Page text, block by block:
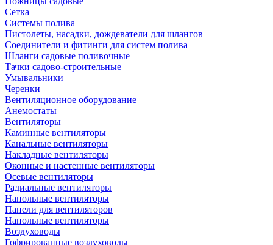
Сетка
Системы полива
Пистолеты, насадки, дождеватели для шлангов
Соединители и фитинги для систем полива
Шланги садовые поливочные
Тачки садово-строительные
Умывальники
Черенки
Вентиляционное оборудование
Анемостаты
Вентиляторы
Каминные вентиляторы
Канальные вентиляторы
Накладные вентиляторы
Оконные и настенные вентиляторы
Осевые вентиляторы
Радиальные вентиляторы
Напольные вентиляторы
Панели для вентиляторов
Напольные вентиляторы
Воздуховоды
Гофрированные воздуховоды